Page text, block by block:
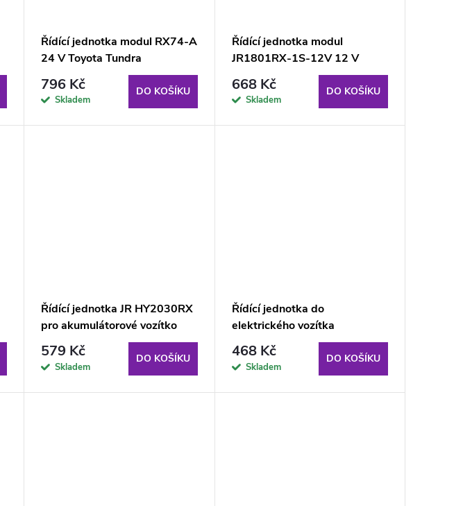
Řídící jednotka modul RX74-A
24 V Toyota Tundra
796 Kč
Skladem
DO KOŠÍKU
Řídící jednotka modul
JR1801RX-1S-12V 12 V
668 Kč
Skladem
DO KOŠÍKU
Řídící jednotka JR HY2030RX
pro akumulátorové vozítko
579 Kč
Skladem
DO KOŠÍKU
Řídící jednotka do
elektrického vozítka
JR1858RXS-7P
468 Kč
Skladem
DO KOŠÍKU